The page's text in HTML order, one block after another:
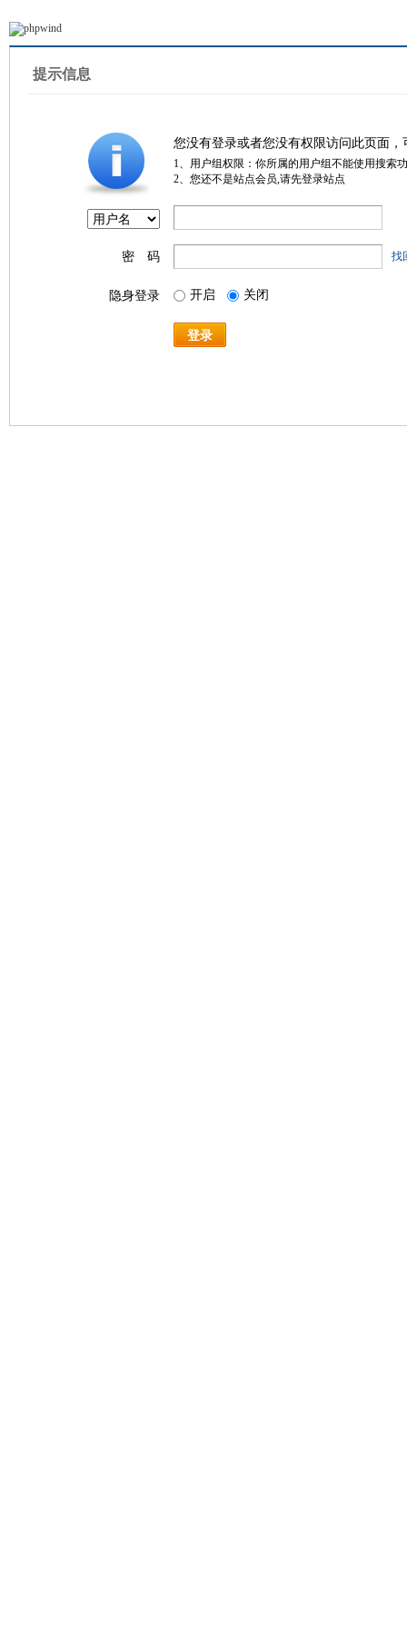
提示信息
您没有登录或者您没有权限访问此页面
1、用户组权限：你所属的用户组不能使用搜索
2、您还不是站点会员,请先登录站点
密 码 找
隐身登录 开启 关闭
登录